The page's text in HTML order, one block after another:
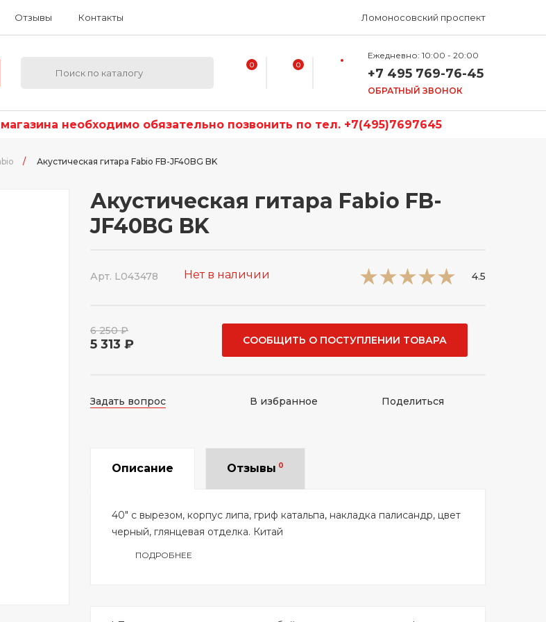
Отзывы Контакты Ломоносовский проспект
0 0
Ежедневно: 10:00 - 20:00
+7 495 769-76-45
ОБРАТНЫЙ ЗВОНОК
необходимо обязательно позвонить по тел. +7(495)7697645
/ Акустическая гитара Fabio FB-JF40BG BK
Акустическая гитара Fabio FB-
JF40BG BK
Арт. L043478 Нет в наличии 4.5
6 250 ₽
5 313 ₽ СООБЩИТЬ О ПОСТУПЛЕНИИ ТОВАРА
Задать вопрос В избранное Поделиться
Описание Отзывы 0
40" с вырезом, корпус липа, гриф катальпа, накладка палисандр, цвет
черный, глянцевая отделка. Китай
ПОДРОБНЕЕ